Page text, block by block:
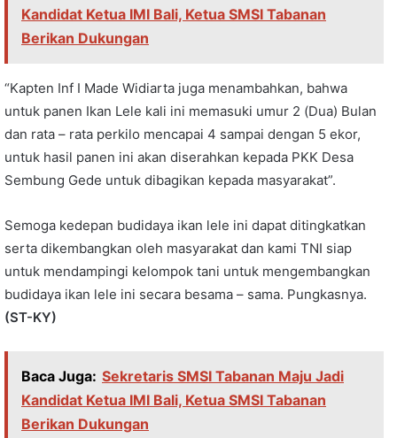
Kandidat Ketua IMI Bali, Ketua SMSI Tabanan
Berikan Dukungan
“Kapten Inf I Made Widiarta juga menambahkan, bahwa
untuk panen Ikan Lele kali ini memasuki umur 2 (Dua) Bulan
dan rata – rata perkilo mencapai 4 sampai dengan 5 ekor,
untuk hasil panen ini akan diserahkan kepada PKK Desa
Sembung Gede untuk dibagikan kepada masyarakat”.
Semoga kedepan budidaya ikan lele ini dapat ditingkatkan
serta dikembangkan oleh masyarakat dan kami TNI siap
untuk mendampingi kelompok tani untuk mengembangkan
budidaya ikan lele ini secara besama – sama. Pungkasnya.
(ST-KY)
Baca Juga: Sekretaris SMSI Tabanan Maju Jadi
Kandidat Ketua IMI Bali, Ketua SMSI Tabanan
Berikan Dukungan